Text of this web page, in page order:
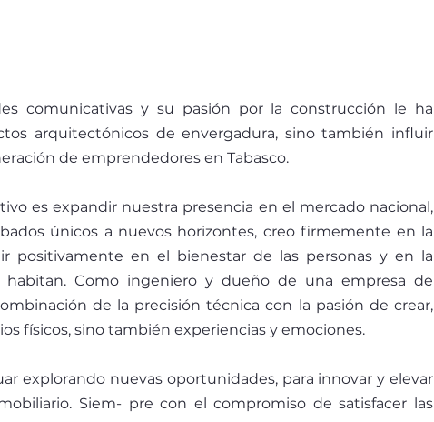
comunicativas y su pasión por la construcción le ha
arquitectónicos de envergadura, sino también influir
de emprendedores en Tabasco.
es expandir nuestra presencia en el mercado nacional,
únicos a nuevos horizontes, creo firmemente en la
positivamente en el bienestar de las personas y en la
Como ingeniero y dueño de una empresa de
de la precisión técnica con la pasión de crear,
físicos, sino también experiencias y emociones.
explorando nuevas oportunidades, para innovar y elevar
Siem- pre con el compromiso de satisfacer las